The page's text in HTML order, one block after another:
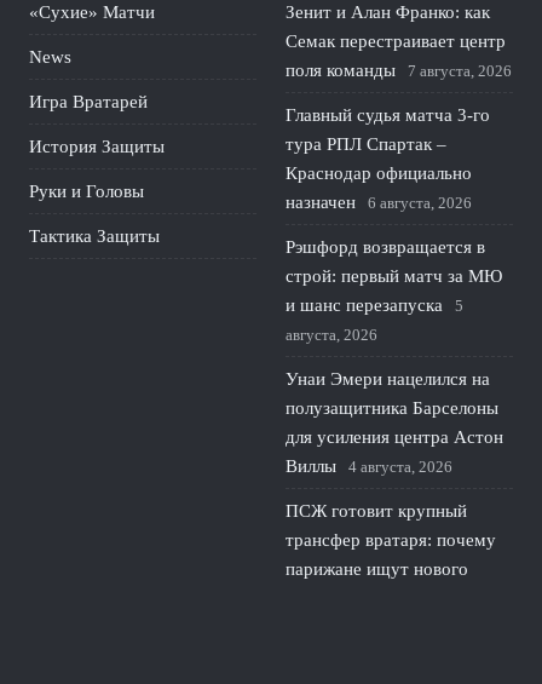
«Сухие» Матчи
News
Игра Вратарей
История Защиты
Руки и Головы
Тактика Защиты
Зенит и Алан Франко: как
Семак перестраивает центр
поля команды
7 августа, 2026
Главный судья матча 3-го
тура РПЛ Спартак –
Краснодар официально
назначен
6 августа, 2026
Рэшфорд возвращается в
строй: первый матч за МЮ
и шанс перезапуска
5
августа, 2026
Унаи Эмери нацелился на
полузащитника Барселоны
для усиления центра Астон
Виллы
4 августа, 2026
ПСЖ готовит крупный
трансфер вратаря: почему
парижане ищут нового